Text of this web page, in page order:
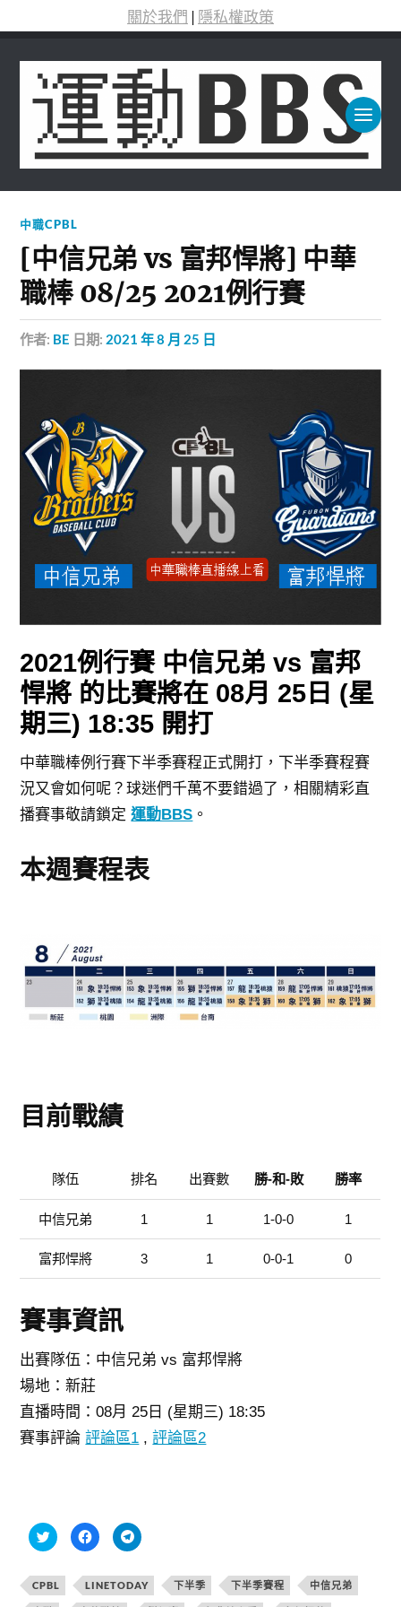
關於我們 | 隱私權政策
中職CPBL
[中信兄弟 vs 富邦悍將] 中華
職棒 08/25 2021例行賽
作者: BE 日期: 2021 年 8 月 25 日
2021例行賽 中信兄弟 vs 富邦
悍將 的比賽將在 08月 25日 (星
期三) 18:35 開打
中華職棒例行賽下半季賽程正式開打，下半季賽程賽
況又會如何呢？球迷們千萬不要錯過了，相關精彩直
播賽事敬請鎖定運動BBS 。
本週賽程表
目前戰績
隊伍 排名 出賽數 勝-和-敗 勝率
中信兄弟 1 1 1-0-0 1
富邦悍將 3 1 0-0-1 0
賽事資訊
出賽隊伍：中信兄弟 vs 富邦悍將
場地：新莊
直播時間：08月 25日 (星期三) 18:35
賽事評論評論區1 ,評論區2
分
享
w
i
t
按
一
分
享
至
按
一
分
享
到
CPBL LINETODAY 下半季 下半季賽程 中信兄弟